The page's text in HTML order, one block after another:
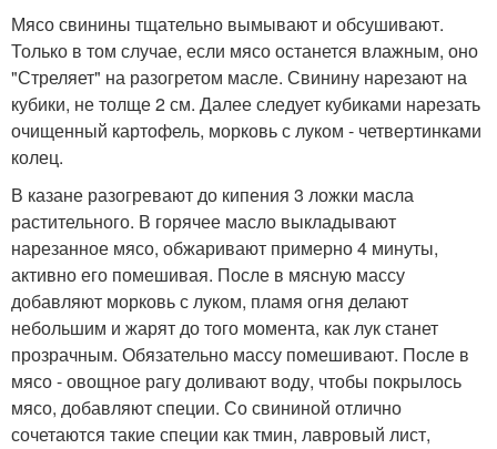
Мясо свинины тщательно вымывают и обсушивают.
Только в том случае, если мясо останется влажным, оно
"Стреляет" на разогретом масле. Свинину нарезают на
кубики, не толще 2 см. Далее следует кубиками нарезать
очищенный картофель, морковь с луком - четвертинками
колец.
В казане разогревают до кипения 3 ложки масла
растительного. В горячее масло выкладывают
нарезанное мясо, обжаривают примерно 4 минуты,
активно его помешивая. После в мясную массу
добавляют морковь с луком, пламя огня делают
небольшим и жарят до того момента, как лук станет
прозрачным. Обязательно массу помешивают. После в
мясо - овощное рагу доливают воду, чтобы покрылось
мясо, добавляют специи. Со свининой отлично
сочетаются такие специи как тмин, лавровый лист,